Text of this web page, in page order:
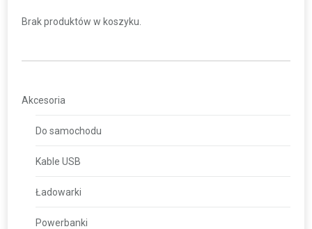
Brak produktów w koszyku.
Akcesoria
Do samochodu
Kable USB
Ładowarki
Powerbanki